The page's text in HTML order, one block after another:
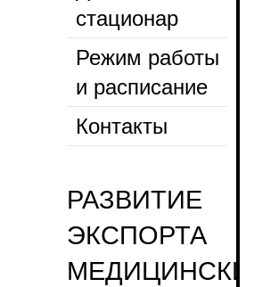
стационар
Режим работы
и расписание
Контакты
РАЗВИТИЕ
ЭКСПОРТА
МЕДИЦИНСКИХ